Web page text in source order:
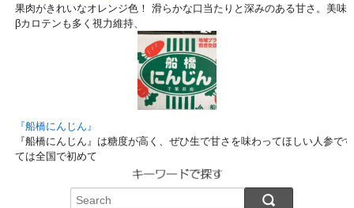
果肉がきれいなオレンジ色！ 滑らかな口当たりと深みのある甘さ。美味
βカロテンも多く視力維持、
『船橋にんじん』
『船橋にんじん』は糖度が高く、ぜひ生で甘さを味わってほしい人参で
ては全国で初めて